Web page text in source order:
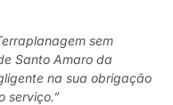
sem
Santo Amaro da
na sua obrigação
serviço.”